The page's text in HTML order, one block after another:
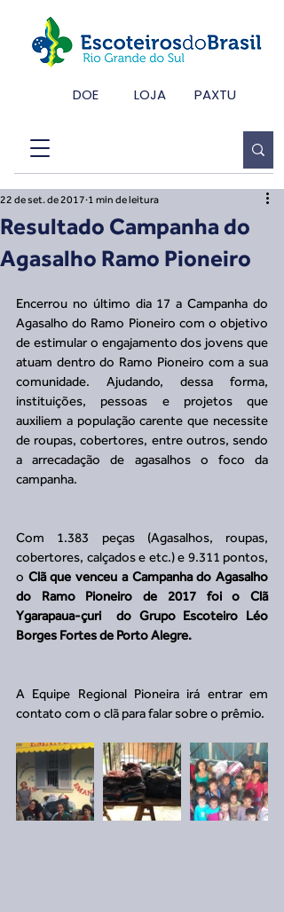
DOE LOJA PAXTU
Resultado Campanha do
Agasalho Ramo Pioneiro
22 de set. de 2017 1 min de leitura
Encerrou no último dia 17 a Campanha do
Agasalho do Ramo Pioneiro com o objetivo
de estimular o engajamento dos jovens que
atuam dentro do Ramo Pioneiro com a sua
comunidade. Ajudando, dessa forma,
instituições, pessoas e projetos que
auxiliem a população carente que necessite
de roupas, cobertores, entre outros, sendo
a arrecadação de agasalhos o foco da
campanha.
Com 1.383 peças (Agasalhos, roupas,
cobertores, calçados e etc.) e 9.311 pontos,
o Clã que venceu a Campanha do Agasalho
do Ramo Pioneiro de 2017 foi o Clã
Ygarapaua-çuri  do Grupo Escoteiro Léo
Borges Fortes de Porto Alegre.
A Equipe Regional Pioneira irá entrar em
contato com o clã para falar sobre o prêmio.